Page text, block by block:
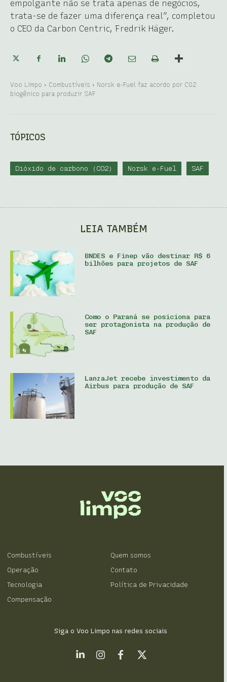
empolgante não se trata apenas de negócios,
trata-se de fazer uma diferença real”, completou
o CEO da Carbon Centric, Fredrik Häger.
Voo Limpo Combustíveis
Norsk e-Fuel faz acordo por CO2
biogênico para produzir SAF
TÓPICOS
Dióxido de carbono (CO2) Norsk e-Fuel SAF
LEIA TAMBÉM
BNDES e Finep vão destinar R$ 6
bilhões para projetos de SAF
Como o Paraná se posiciona para
ser protagonista na produção de
SAF
LanzaJet recebe investimento da
Airbus para produção de SAF
Combustíveis
Operação
Tecnologia
Compensação
Quem somos
Contato
Política de Privacidade
Siga o Voo Limpo nas redes sociais